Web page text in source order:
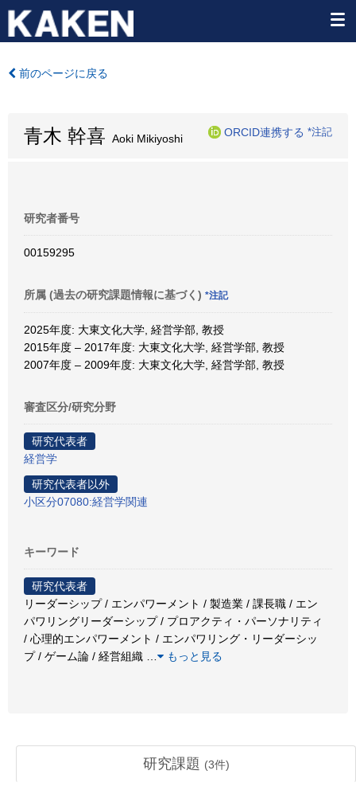
前のページに戻る
青木 幹喜 Aoki Mikiyoshi
ORCID連携する *注記
研究者番号
00159295
所属 (過去の研究課題情報に基づく) *注記
2025年度: 大東文化大学, 経営学部, 教授
2015年度 – 2017年度: 大東文化大学, 経営学部, 教授
2007年度 – 2009年度: 大東文化大学, 経営学部, 教授
審査区分/研究分野
研究代表者
経営学
研究代表者以外
小区分07080:経営学関連
キーワード
研究代表者
リーダーシップ / エンパワーメント / 製造業 / 課長職 / エン
パワリングリーダーシップ / プロアクティ・パーソナリティ
/ 心理的エンパワーメント / エンパワリング・リーダーシッ
プ / ゲーム論 / 経営組織
もっと見る
研究課題 (3件)